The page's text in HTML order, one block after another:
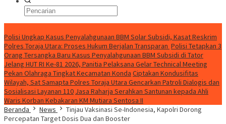
Polisi Ungkap Kasus Penyalahgunaan BBM Solar Subsidi, Kasat Reskrim
Polres Toraja Utara: Proses Hukum Berjalan Transparan Polisi Tetapkan 3
Orang Tersangka Baru Kasus Penyalahgunaan BBM Subsidi di Tator
Jelang HUT RI Ke-81 2026, Panitia Pelaksana Gelar Technical Meeting
Pekan Olahraga Tingkat Kecamatan Konda Ciptakan Kondusifitas
Wilayah, Sat Samapta Polres Toraja Utara Gencarkan Patroli Dialogis dan
Sosialisasi Layanan 110 Jasa Raharja Serahkan Santunan kepada Ahli
Waris Korban Kebakaran KM Mutiara Sentosa II
Beranda
News
Tinjau Vaksinasi Se-Indonesia, Kapolri Dorong
Percepatan Target Dosis Dua dan Booster